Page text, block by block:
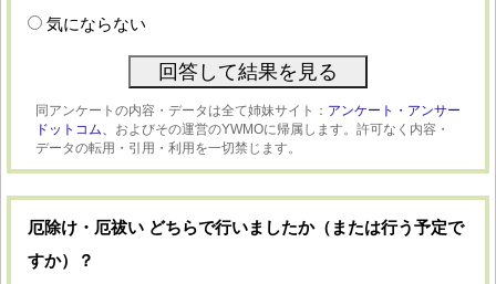
気にならない
同アンケートの内容・データは全て姉妹サイト： アンケート・アンサー
ドットコム、 およびその運営のYWMOに帰属します。許可なく内容・
データの転用・引用・利用を一切禁じます。
厄除け・厄祓い どちらで行いましたか（または行う予定で
すか）？